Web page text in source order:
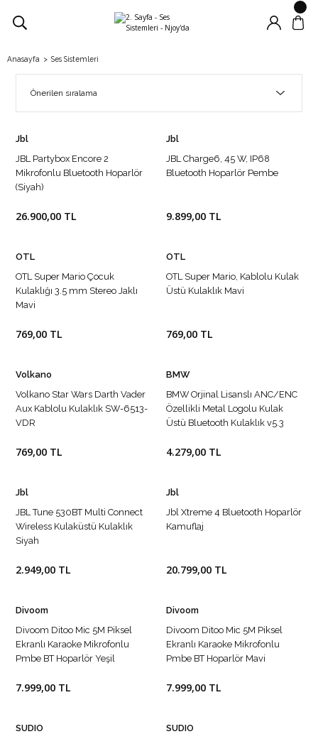
Anasayfa Ses Sistemleri
Jbl
JBL Partybox Encore 2
Mikrofonlu Bluetooth Hoparlör
(Siyah)
26.900,00 TL
Jbl
JBL Charge6, 45 W, IP68
Bluetooth Hoparlör Pembe
9.899,00 TL
OTL
OTL Super Mario Çocuk
Kulaklığı 3.5 mm Stereo Jaklı
Mavi
769,00 TL
OTL
OTL Super Mario, Kablolu Kulak
Üstü Kulaklık Mavi
769,00 TL
Volkano
Volkano Star Wars Darth Vader
Aux Kablolu Kulaklık SW-6513-
VDR
769,00 TL
BMW
BMW Orjinal Lisanslı ANC/ENC
Özellikli Metal Logolu Kulak
Üstü Bluetooth Kulaklık v5.3
4.279,00 TL
Jbl
JBL Tune 530BT Multi Connect
Wireless Kulaküstü Kulaklık
Siyah
2.949,00 TL
Jbl
Jbl Xtreme 4 Bluetooth Hoparlör
Kamuflaj
20.799,00 TL
Divoom
Divoom Ditoo Mic 5M Piksel
Ekranlı Karaoke Mikrofonlu
Pmbe BT Hoparlör Yeşil
7.999,00 TL
Divoom
Divoom Ditoo Mic 5M Piksel
Ekranlı Karaoke Mikrofonlu
Pmbe BT Hoparlör Mavi
7.999,00 TL
SUDIO
SUDIO